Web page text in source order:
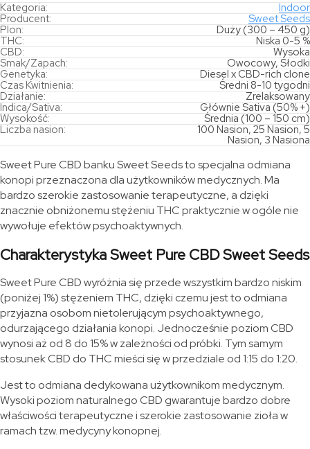
Kategoria:
Indoor
Producent:
Sweet Seeds
Plon:
Duży (300 – 450 g)
THC:
Niska 0-5 %
CBD:
Wysoka
Smak/Zapach:
Owocowy, Słodki
Genetyka:
Diesel x CBD-rich clone
Czas Kwitnienia:
Średni 8-10 tygodni
Działanie:
Zrelaksowany
Indica/Sativa:
Głównie Sativa (50% +)
Wysokość:
Średnia (100 – 150 cm)
Liczba nasion:
100 Nasion, 25 Nasion, 5
Nasion, 3 Nasiona
Sweet Pure CBD banku Sweet Seeds to specjalna odmiana
konopi przeznaczona dla użytkowników medycznych. Ma
bardzo szerokie zastosowanie terapeutyczne, a dzięki
znacznie obniżonemu stężeniu THC praktycznie w ogóle nie
wywołuje efektów psychoaktywnych.
Charakterystyka Sweet Pure CBD Sweet Seeds
Sweet Pure CBD wyróżnia się przede wszystkim bardzo niskim
(poniżej 1%) stężeniem THC, dzięki czemu jest to odmiana
przyjazna osobom nietolerującym psychoaktywnego,
odurzającego działania konopi. Jednocześnie poziom CBD
wynosi aż od 8 do 15% w zależności od próbki. Tym samym
stosunek CBD do THC mieści się w przedziale od 1:15 do 1:20.
Jest to odmiana dedykowana użytkownikom medycznym.
Wysoki poziom naturalnego CBD gwarantuje bardzo dobre
właściwości terapeutyczne i szerokie zastosowanie zioła w
ramach tzw. medycyny konopnej.